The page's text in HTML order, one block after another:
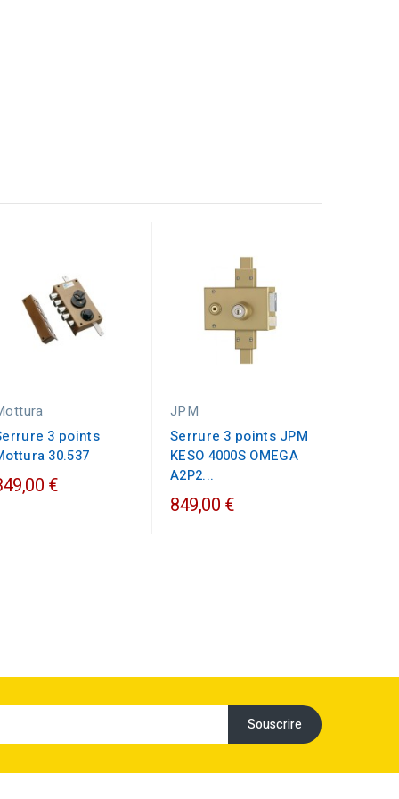
3 points
30.537
€
JPM
Serrure 3 points JPM
KESO 4000S OMEGA
A2P2...
849,00 €